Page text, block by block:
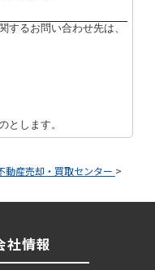
するお問い合わせ先は、
とします。
動産売却・買取センター >
社情報